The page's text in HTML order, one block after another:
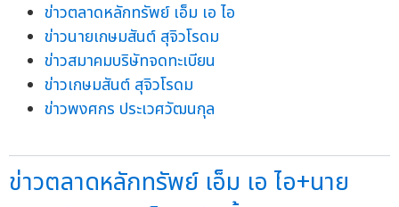
ข่าวตลาดหลักทรัพย์ เอ็ม เอ ไอ
ข่าวนายเกษมสันต์ สุจิวโรดม
ข่าวสมาคมบริษัทจดทะเบียน
ข่าวเกษมสันต์ สุจิวโรดม
ข่าวพงศกร ประเวศวัฒนกุล
ข่าวตลาดหลักทรัพย์ เอ็ม เอ ไอ+นาย